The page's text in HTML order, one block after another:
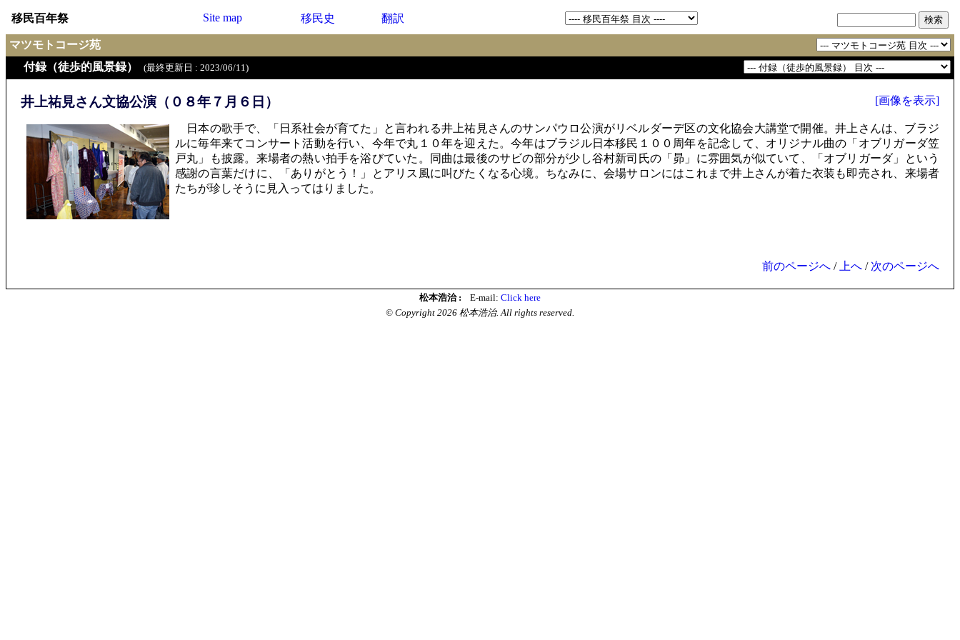
移民百年祭 Site map 移民史 翻訳
マツモトコージ苑
付録（徒歩的風景録）
(最終更新日 : 2023/06/11)
井上祐見さん文協公演（０８年７月６日） [画像を表示]
日本の歌手で、「日系社会が育てた」と言われる井上祐見さんのサンパウロ公演がリベルダーデ区の文化協会大講堂で開催。井上さんは、ブラジ
ルに毎年来てコンサート活動を行い、今年で丸１０年を迎えた。今年はブラジル日本移民１００周年を記念して、オリジナル曲の「オブリガーダ笠
戸丸」も披露。来場者の熱い拍手を浴びていた。同曲は最後のサビの部分が少し谷村新司氏の「昴」に雰囲気が似ていて、「オブリガーダ」という
感謝の言葉だけに、「ありがとう！」とアリス風に叫びたくなる心境。ちなみに、会場サロンにはこれまで井上さんが着た衣装も即売され、来場者
たちが珍しそうに見入ってはりました。
前のページへ / 上へ / 次のページへ
松本浩治 : E-mail: Click here
© Copyright 2026 松本浩治. All rights reserved.